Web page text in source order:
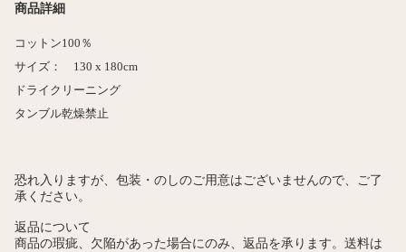
商品詳細
コットン100 ％
サイズ： 130 x 180cm
ドライクリーニング
タンブル乾燥禁止
恐れ入りますが、包装・のしのご用意はございませんので、ご了
承ください。
返品について
商品の瑕疵、欠陥があった場合にのみ、返品を承ります。送料は